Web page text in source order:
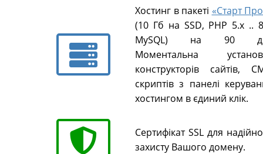
Хостинг в пакеті «Старт
(10 Гб на SSD, PHP 5.х ..
MySQL) на 90
Моментальна
конструкторів сайтів,
скриптів з панелі
хостингом в єдиний клік.
Сертифікат SSL для
захисту Вашого домену.